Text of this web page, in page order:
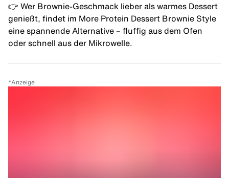
👉 Wer Brownie-Geschmack lieber als warmes Dessert
genießt, findet im More Protein Dessert Brownie Style
eine spannende Alternative – fluffig aus dem Ofen
oder schnell aus der Mikrowelle.
*Anzeige